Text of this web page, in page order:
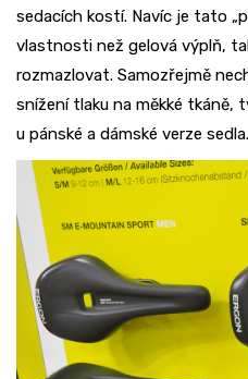
sedacích kostí. Navíc je tato
vlastnosti než gelová výplň,
rozmazlovat. Samozřejmě
snížení tlaku na měkké tkáně,
u pánské a dámské verze sedla.